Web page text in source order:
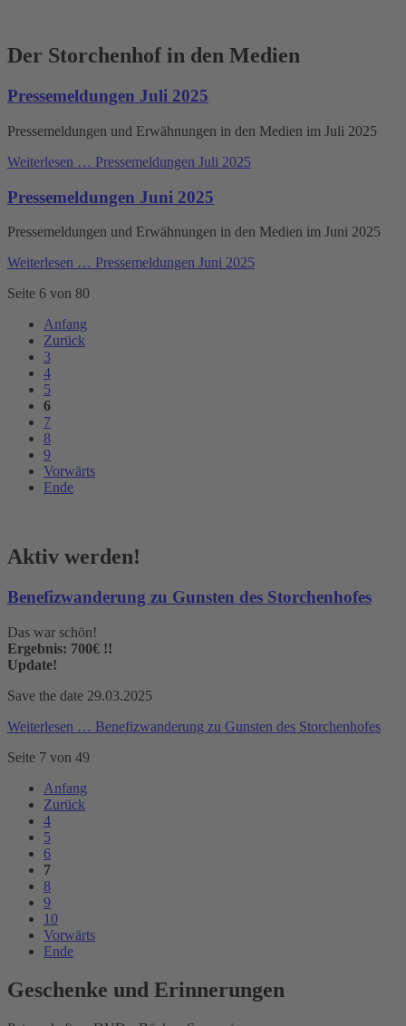
Der Storchenhof in den Medien
Pressemeldungen Juli 2025
Pressemeldungen und Erwähnungen in den Medien im Juli 2025
Weiterlesen … Pressemeldungen Juli 2025
Pressemeldungen Juni 2025
Pressemeldungen und Erwähnungen in den Medien im Juni 2025
Weiterlesen … Pressemeldungen Juni 2025
Seite 6 von 80
Anfang
Zurück
3
4
5
6
7
8
9
Vorwärts
Ende
Aktiv werden!
Benefizwanderung zu Gunsten des Storchenhofes
Das war schön!
Ergebnis: 700€ !!
Update!
Save the date 29.03.2025
Weiterlesen … Benefizwanderung zu Gunsten des Storchenhofes
Seite 7 von 49
Anfang
Zurück
4
5
6
7
8
9
10
Vorwärts
Ende
Geschenke und Erinnerungen